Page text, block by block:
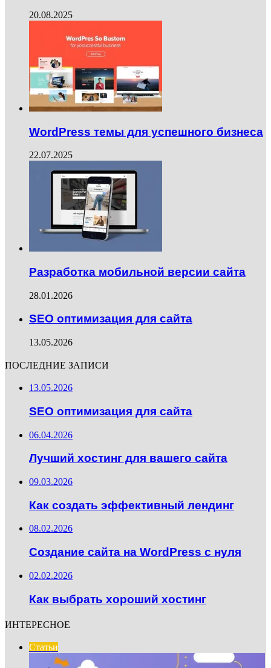
20.08.2025
WordPress темы для успешного бизнеса
22.07.2025
Разработка мобильной версии сайта
28.01.2026
SEO оптимизация для сайта
13.05.2026
ПОСЛЕДНИЕ ЗАПИСИ
13.05.2026
SEO оптимизация для сайта
06.04.2026
Лучший хостинг для вашего сайта
09.03.2026
Как создать эффективный лендинг
08.02.2026
Создание сайта на WordPress с нуля
02.02.2026
Как выбрать хороший хостинг
ИНТЕРЕСНОЕ
Статьи